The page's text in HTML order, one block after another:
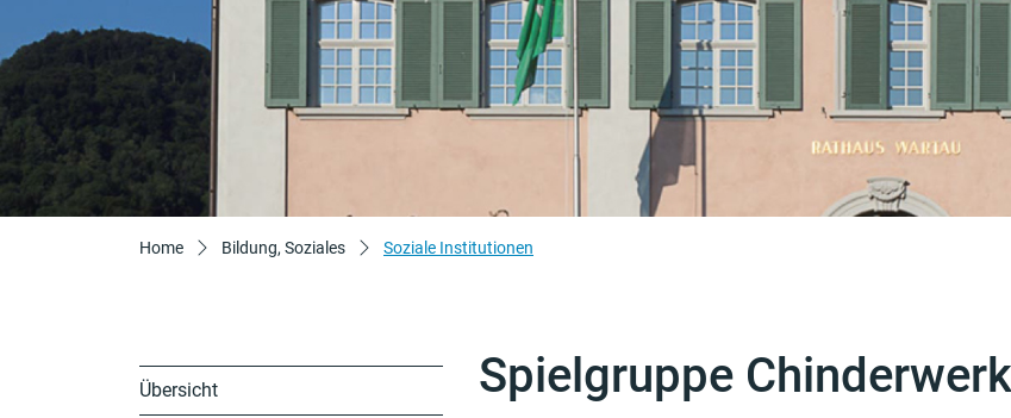
Home Bildung, Soziales Soziale Institutionen
Übersicht Spielgruppe